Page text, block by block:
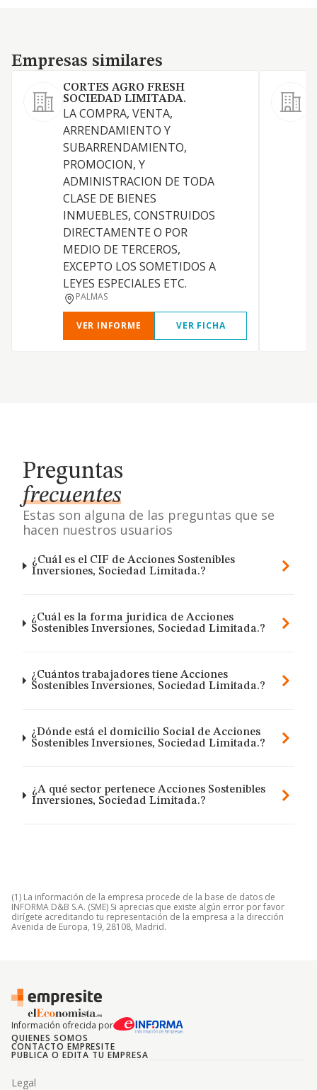
Empresas similares
Empresas similares
CORTES AGRO FRESH
SOCIEDAD LIMITADA.
LA COMPRA, VENTA,
ARRENDAMIENTO Y
SUBARRENDAMIENTO,
PROMOCION, Y
ADMINISTRACION DE TODA
CLASE DE BIENES
INMUEBLES, CONSTRUIDOS
DIRECTAMENTE O POR
MEDIO DE TERCEROS,
EXCEPTO LOS SOMETIDOS A
LEYES ESPECIALES ETC.
PALMAS
VER INFORME VER FICHA
Preguntas
frecuentes
Estas son alguna de las preguntas que se
hacen nuestros usuarios
¿Cuál es el CIF de Acciones Sostenibles
Inversiones, Sociedad Limitada.?
¿Cuál es la forma jurídica de Acciones
Sostenibles Inversiones, Sociedad Limitada.?
¿Cuántos trabajadores tiene Acciones
Sostenibles Inversiones, Sociedad Limitada.?
¿Dónde está el domicilio Social de Acciones
Sostenibles Inversiones, Sociedad Limitada.?
¿A qué sector pertenece Acciones Sostenibles
Inversiones, Sociedad Limitada.?
(1) La información de la empresa procede de la base de datos de
INFORMA D&B S.A. (SME) Si aprecias que existe algún error por favor
dirígete acreditando tu representación de la empresa a la dirección
Avenida de Europa, 19, 28108, Madrid.
Información ofrecida por
QUIENES SOMOS
CONTACTO EMPRESITE
PUBLICA O EDITA TU EMPRESA
Legal